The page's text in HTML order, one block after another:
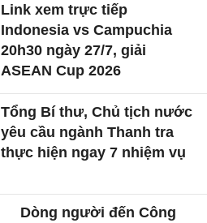
Link xem trực tiếp
Indonesia vs Campuchia
20h30 ngày 27/7, giải
ASEAN Cup 2026
Tổng Bí thư, Chủ tịch nước
yêu cầu ngành Thanh tra
thực hiện ngay 7 nhiệm vụ
Dòng người đến Công